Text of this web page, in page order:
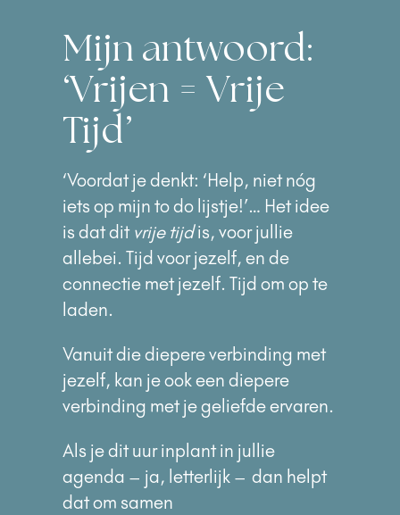
Mijn antwoord:
‘Vrijen = Vrije
Tijd’
‘Voordat je denkt: ‘Help, niet nóg
iets op mijn to do lijstje!’… Het idee
is dat dit vrije tijdis, voor jullie
allebei. Tijd voor jezelf, en de
connectie met jezelf. Tijd om op te
laden.
Vanuit die diepere verbinding met
jezelf, kan je ook een diepere
verbinding met je geliefde ervaren.
Als je dit uur inplant in jullie
agenda – ja, letterlijk – dan helpt
dat om samen